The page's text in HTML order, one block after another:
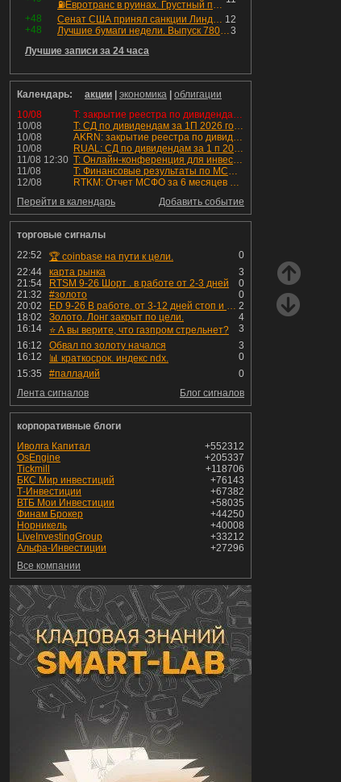
⛽️Евротранс в руинах. Грустный пост😶😞 Что изменилось в облигациях?
+48
12
Сенат США принял санкции Линдси Грэма против России
+48
3
Лучшие бумаги недели. Выпуск 780 – обновления для пятницы
Лучшие записи за 24 часа
Календарь: акции экономика
облигации
10/08
T: закрытие реестра по дивидендам 4.6 руб
10/08
T: СД по дивидендам за 1П 2026 года.
10/08
AKRN: закрытие реестра по дивидендам 235 руб
10/08
RUAL: СД по дивидендам за 1 п 2026 года.
11/08 12:30
T: Онлайн-конференция для инвесторов и аналитиков
11/08
T: Финансовые результаты по МСФО за 2к 2026 года
12/08
RTKM: Отчет МСФО за 6 месяцев 2026 года
Добавить событие
Перейти в календарь
торговые сигналы
22:52
0
🏆 coinbase на пути к цели.
22:44
3
карта рынка
21:54
0
RTSM 9-26 Шорт . в работе от 2-3 дней
21:32
0
#золото
20:02
2
ED 9-26 В работе. от 3-12 дней стоп и профит установлен
18:02
4
Золото. Лонг закрыт по цели.
16:14
3
⭐️ А вы верите, что газпром стрельнет?
16:12
3
Обвал по золоту начался
16:12
0
📊 краткосрок. индекс ndx.
15:35
0
#палладий
Блог сигналов
Лента сигналов
корпоративные блоги
+552312
Иволга Капитал
+205337
OsEngine
+118706
Tickmill
+76143
БКС Мир инвестиций
+67382
Т-Инвестиции
+58035
ВТБ Мои Инвестиции
+44250
Финам Брокер
+40008
Норникель
+33212
LiveInvestingGroup
+27296
Альфа-Инвестиции
Все компании